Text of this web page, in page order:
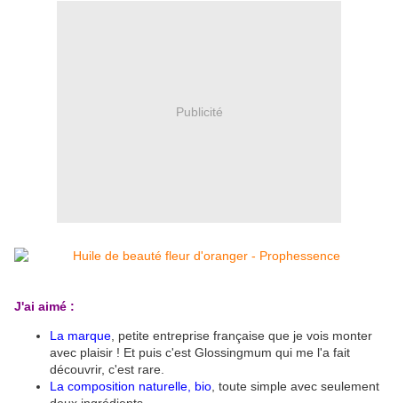
Publicité
J'ai aimé :
La marque , petite entreprise française que je vois monter
avec plaisir ! Et puis c'est Glossingmum qui me l'a fait
découvrir, c'est rare.
La composition naturelle, bio , toute simple avec seulement